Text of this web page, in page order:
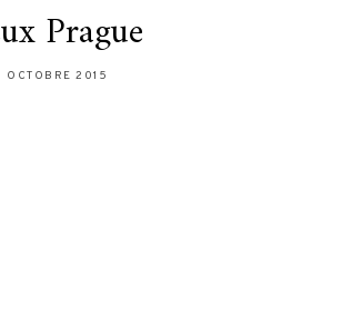
Prague
OCTOBRE 2015